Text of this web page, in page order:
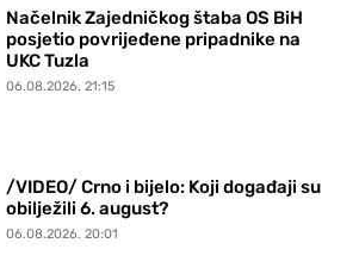
Načelnik Zajedničkog štaba OS BiH
posjetio povrijeđene pripadnike na
UKC Tuzla
06.08.2026. 21:15
/VIDEO/ Crno i bijelo: Koji događaji su
obilježili 6. august?
06.08.2026. 20:01